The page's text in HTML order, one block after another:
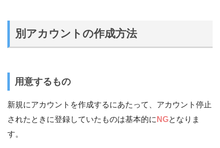
別アカウントの作成方法
用意するもの
新規にアカウントを作成するにあたって、アカウント停止
されたときに登録していたものは基本的に NGとなりま
す。